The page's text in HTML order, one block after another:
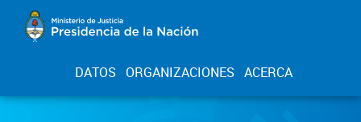
DATOS ORGANIZACIONES ACERCA